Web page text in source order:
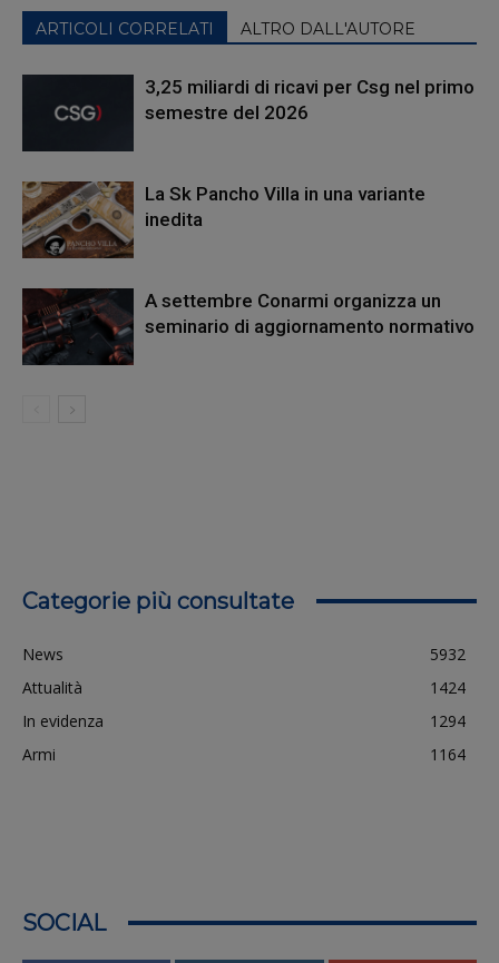
ARTICOLI CORRELATI ALTRO DALL'AUTORE
3,25 miliardi di ricavi per Csg nel primo
semestre del 2026
La Sk Pancho Villa in una variante
inedita
A settembre Conarmi organizza un
seminario di aggiornamento normativo
Categorie più consultate
News
5932
Attualità
1424
In evidenza
1294
Armi
1164
SOCIAL